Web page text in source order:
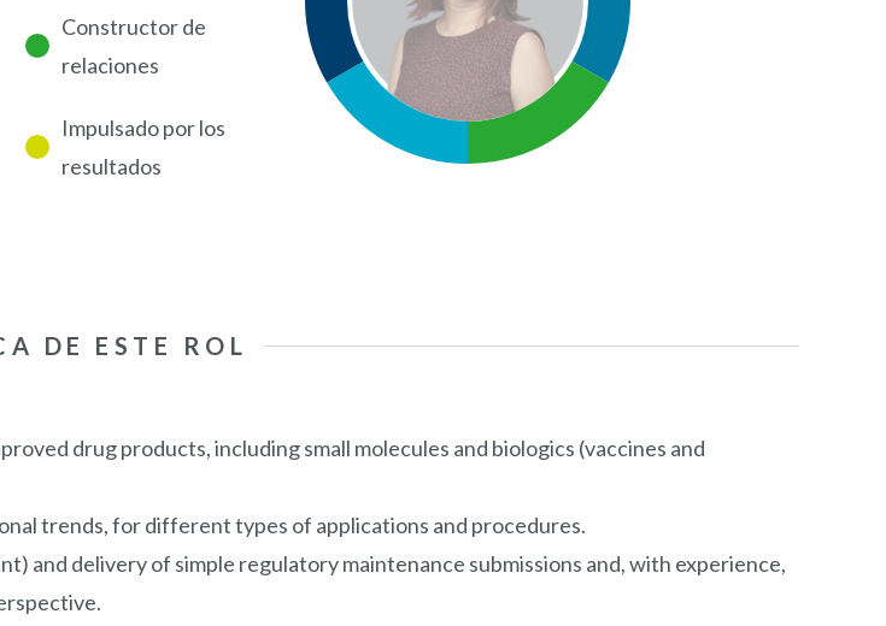
Constructor de
relaciones
Impulsado por los
resultados
DE ESTE ROL
drug products, including small molecules and biologics (vaccines and
trends, for different types of applications and procedures.
and delivery of simple regulatory maintenance submissions and, with experience,